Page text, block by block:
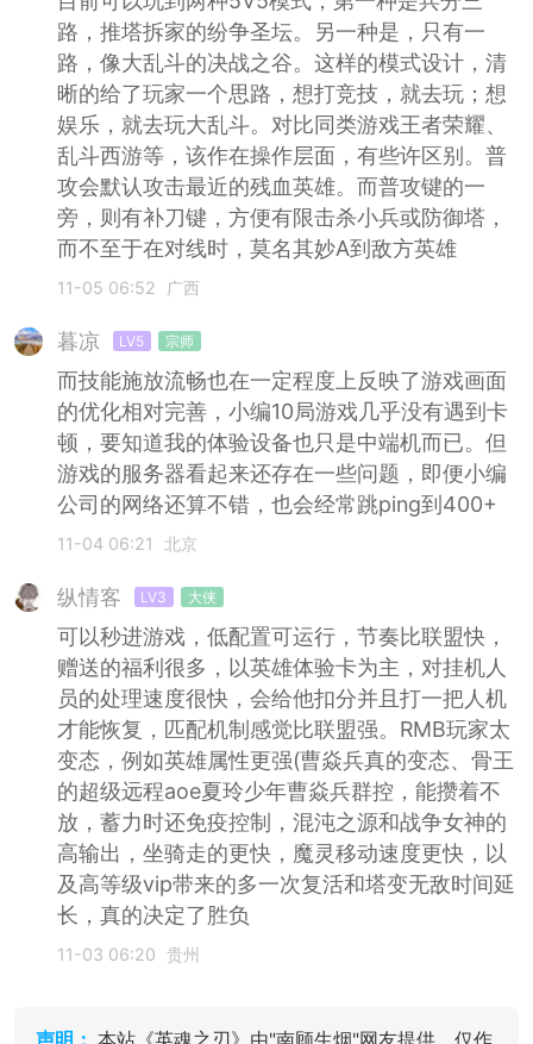
路，推塔拆家的纷争圣坛。另一种是，只有一
路，像大乱斗的决战之谷。这样的模式设计，清
晰的给了玩家一个思路，想打竞技，就去玩；想
娱乐，就去玩大乱斗。对比同类游戏王者荣耀、
乱斗西游等，该作在操作层面，有些许区别。普
攻会默认攻击最近的残血英雄。而普攻键的一
旁，则有补刀键，方便有限击杀小兵或防御塔，
而不至于在对线时，莫名其妙A到敌方英雄
11-05 06:52 广西
暮凉 LV5 宗师
而技能施放流畅也在一定程度上反映了游戏画面
的优化相对完善，小编10局游戏几乎没有遇到卡
顿，要知道我的体验设备也只是中端机而已。但
游戏的服务器看起来还存在一些问题，即便小编
公司的网络还算不错，也会经常跳ping到400+
11-04 06:21 北京
纵情客 LV3 大侠
可以秒进游戏，低配置可运行，节奏比联盟快，
赠送的福利很多，以英雄体验卡为主，对挂机人
员的处理速度很快，会给他扣分并且打一把人机
才能恢复，匹配机制感觉比联盟强。RMB玩家太
变态，例如英雄属性更强(曹焱兵真的变态、骨王
的超级远程aoe夏玲少年曹焱兵群控，能攒着不
放，蓄力时还免疫控制，混沌之源和战争女神的
高输出，坐骑走的更快，魔灵移动速度更快，以
及高等级vip带来的多一次复活和塔变无敌时间延
长，真的决定了胜负
11-03 06:20 贵州
声明： 本站《英魂之刃》由"南顾生烟"网友提供，仅作